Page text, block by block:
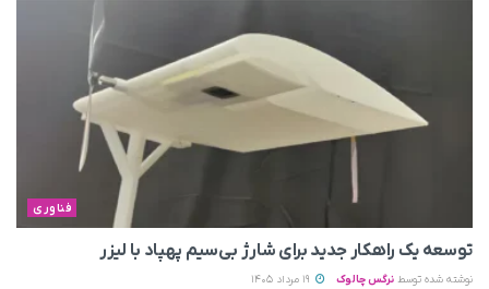
فناوری
توسعه یک راهکار جدید برای شارژ بی‌سیم پهپاد با لیزر
نوشته شده توسط نرگس چالوک